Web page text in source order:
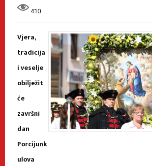
410
Vjera,
tradicija
i veselje
obilježit
će
završni
dan
Porcijunk
ulova